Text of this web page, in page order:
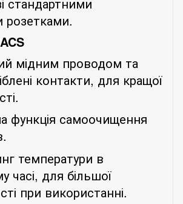
розетками.
мідним проводом та
контакти, для кращої
функція самоочищення
температури в
часі, для більшої
при використанні.